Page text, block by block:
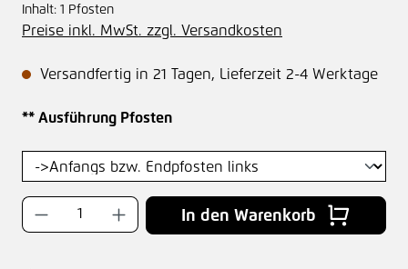
Inhalt: 1 Pfosten
Preise inkl. MwSt. zzgl. Versandkosten
Versandfertig in 21 Tagen, Lieferzeit 2-4 Werktage
** Ausführung Pfostenauswählen
Produkt Anzahl: Gib den gewünschten
In den Warenkorb